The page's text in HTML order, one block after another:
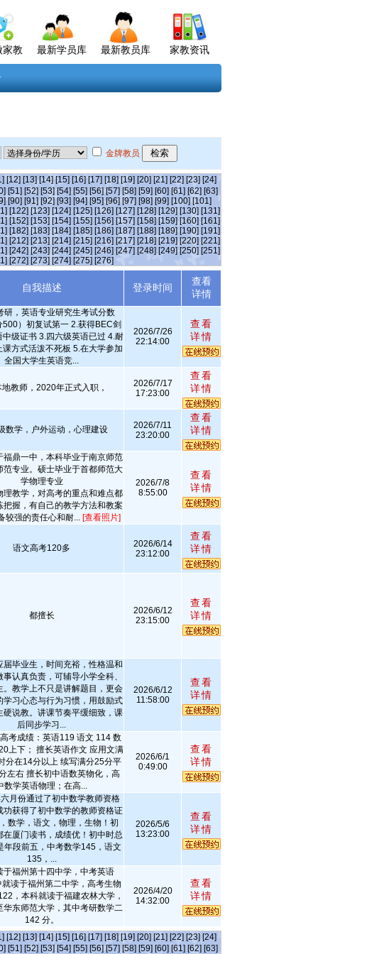
家教 最新学员库 最新教员库 家教资讯
金牌教员
[12] [13] [14] [15] [16] [17] [18] [19] [20] [21] [22] [23] [24]
[51] [52] [53] [54] [55] [56] [57] [58] [59] [60] [61] [62] [63]
[90] [91] [92] [93] [94] [95] [96] [97] [98] [99] [100] [101]
[122] [123] [124] [125] [126] [127] [128] [129] [130] [131]
[152] [153] [154] [155] [156] [157] [158] [159] [160] [161]
[182] [183] [184] [185] [186] [187] [188] [189] [190] [191]
[212] [213] [214] [215] [216] [217] [218] [219] [220] [221]
[242] [243] [244] [245] [246] [247] [248] [249] [250] [251]
[272] [273] [274] [275] [276]
自我描述 登录时间
查看
详情
研，英语专业研究生考试分数
）初复试第一 2.获得BEC剑
中级证书 3.四六级英语已过 4.耐
课方式活泼不死板 5.在大学参加
全国大学生英语竞...
2026/7/26
22:14:00
查看
详情
教师，2020年正式入职，
2026/7/17
17:23:00
查看
详情
数学，户外运动，心理建设
2026/7/11
23:20:00
查看
详情
福鼎一中，本科毕业于南京师范
范专业。硕士毕业于首都师范大
学物理专业
理教学，对高考的重点和难点都
把握，有自己的教学方法和教案
较强的责任心和耐... [查看照片]
2026/7/8
8:55:00
查看
详情
语文高考120多
2026/6/14
23:12:00
查看
详情
都擅长
2026/6/12
23:15:00
查看
详情
届毕业生，时间充裕，性格温和
认真负责，可辅导小学全科、
。教学上不只是讲解题目，更会
学习心态与行为习惯，用鼓励式
硬说教。讲课节奏平缓细致，课
后同步学习...
2026/6/12
11:58:00
查看
详情
考成绩：英语119 语文 114 数
上下； 擅长英语作文 应用文满
分在14分以上 续写满分25分平
左右 擅长初中语数英物化，高
数学英语物理；在高...
2026/6/1
0:49:00
查看
详情
月份通过了初中数学教师资格
功获得了初中数学的教师资格证
数学，语文，物理，生物！初
在厦门读书，成绩优！初中时总
年段前五，中考数学145，语文
135，...
2026/5/6
13:23:00
查看
详情
于福州第十四中学，中考英语
读于福州第二中学，高考生物
，本科就读于福建农林大学，
华东师范大学，其中考研数学二
142 分。
2026/4/20
14:32:00
查看
详情
[12] [13] [14] [15] [16] [17] [18] [19] [20] [21] [22] [23] [24]
[51] [52] [53] [54] [55] [56] [57] [58] [59] [60] [61] [62] [63]